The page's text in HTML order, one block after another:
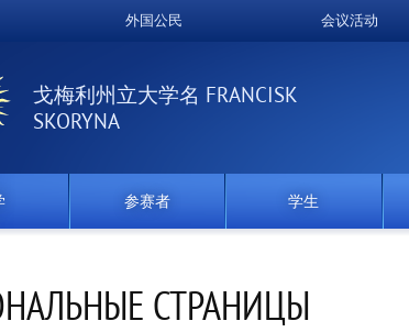
外国公民 会议活动
戈梅利州立大学名 FRANCISK
SKORYNA
参赛者 学生
СТРАНИЦЫ